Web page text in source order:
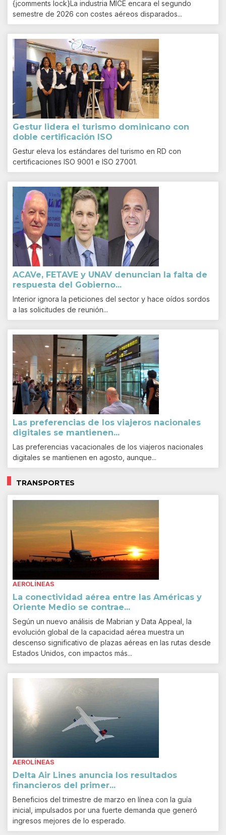
{jcomments lock}La industria MICE encara el segundo
semestre de 2026 con costes aéreos disparados...
Gestur lidera el turismo dominicano con
doble certificación ISO
Gestur eleva los estándares del turismo en RD con
certificaciones ISO 9001 e ISO 27001.
ACAVe, FETAVE y UNAV denuncian la falta de
respuesta del Gobierno...
Interior ignora la peticiones del sector y hace oídos sordos
a las solicitudes de reunión...
Las preferencias de los viajeros nacionales
digitales se mantienen...
Las preferencias vacacionales de los viajeros nacionales
digitales se mantienen en agosto, aunque...
TRANSPORTES
AEROLÍNEAS
La conectividad aérea entre las Américas y
Oriente Medio se contrae...
Según un nuevo análisis de Mabrian y Data Appeal, la
evolución global de la capacidad aérea muestra un
descenso significativo de plazas aéreas en las rutas desde
Estados Unidos, con impactos más...
AEROLÍNEAS
Delta Air Lines anuncia los resultados
financieros del primer...
Beneficios del trimestre de marzo en línea con la guía
inicial, impulsados por una fuerte demanda que generó
ingresos mejores de lo esperado.